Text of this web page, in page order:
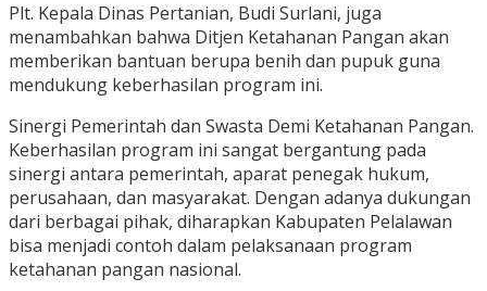
Plt. Kepala Dinas Pertanian, Budi Surlani, juga
menambahkan bahwa Ditjen Ketahanan Pangan akan
memberikan bantuan berupa benih dan pupuk guna
mendukung keberhasilan program ini.
Sinergi Pemerintah dan Swasta Demi Ketahanan Pangan.
Keberhasilan program ini sangat bergantung pada
sinergi antara pemerintah, aparat penegak hukum,
perusahaan, dan masyarakat. Dengan adanya dukungan
dari berbagai pihak, diharapkan Kabupaten Pelalawan
bisa menjadi contoh dalam pelaksanaan program
ketahanan pangan nasional.